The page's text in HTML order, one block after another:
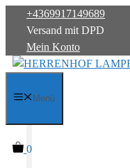
Inhalt
springen
+4369917149689
Versand mit DPD
Mein Konto
Menü
0